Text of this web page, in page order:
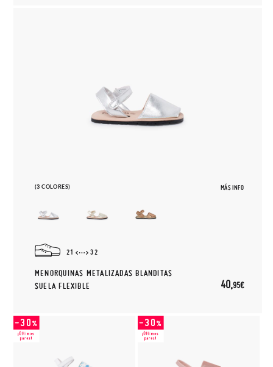
(3 COLORES) MÁS INFO
21 32
MENORQUINAS METALIZADAS BLANDITAS
SUELA FLEXIBLE
40,95€